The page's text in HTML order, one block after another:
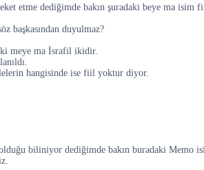
etme dediğimde bakın şuradaki beye ma isim
başkasından duyulmaz?
meye ma İsrafil ikidir.
hangisinde ise fiil yoktur diyor.
biliniyor dediğimde bakın buradaki Memo